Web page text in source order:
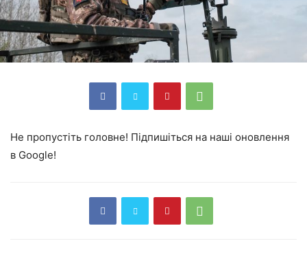
Не пропустіть головне! Підпишіться на наші оновлення
в Google!